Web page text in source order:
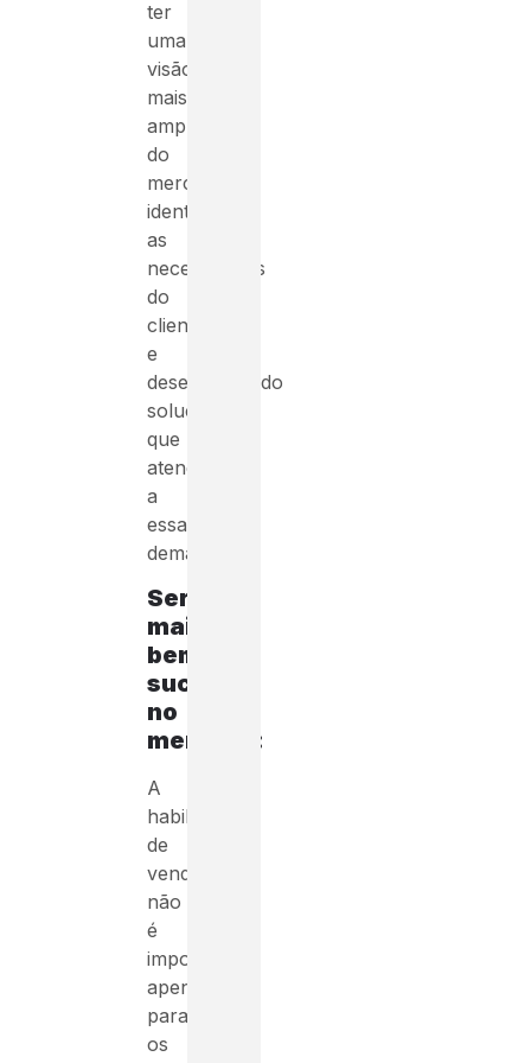
ter
uma
visão
mais
ampla
do
mercado,
identificando
as
necessidades
do
cliente
e
desenvolvendo
soluções
que
atendam
a
essas
demandas.
Ser
mais
bem-
sucedido
no
mercado:
A
habilidade
de
vender
não
é
importante
apenas
para
os